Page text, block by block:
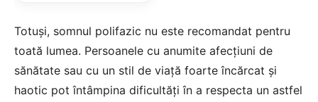
Totuși, somnul polifazic nu este recomandat pentru
toată lumea. Persoanele cu anumite afecțiuni de
sănătate sau cu un stil de viață foarte încărcat și
haotic pot întâmpina dificultăți în a respecta un astfel